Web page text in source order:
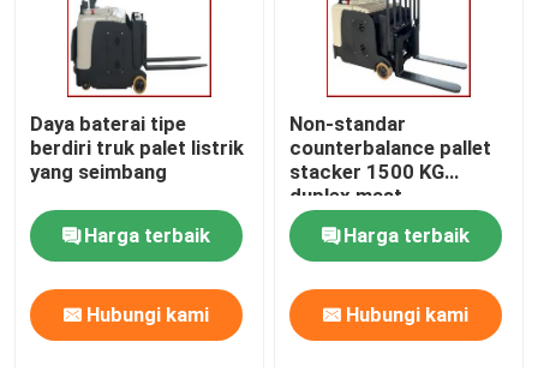
Daya baterai tipe
berdiri truk palet listrik
yang seimbang
Harga terbaik
Hubungi kami
Non-standar
counterbalance pallet
stacker 1500 KG
duplex mast
Harga terbaik
Hubungi kami